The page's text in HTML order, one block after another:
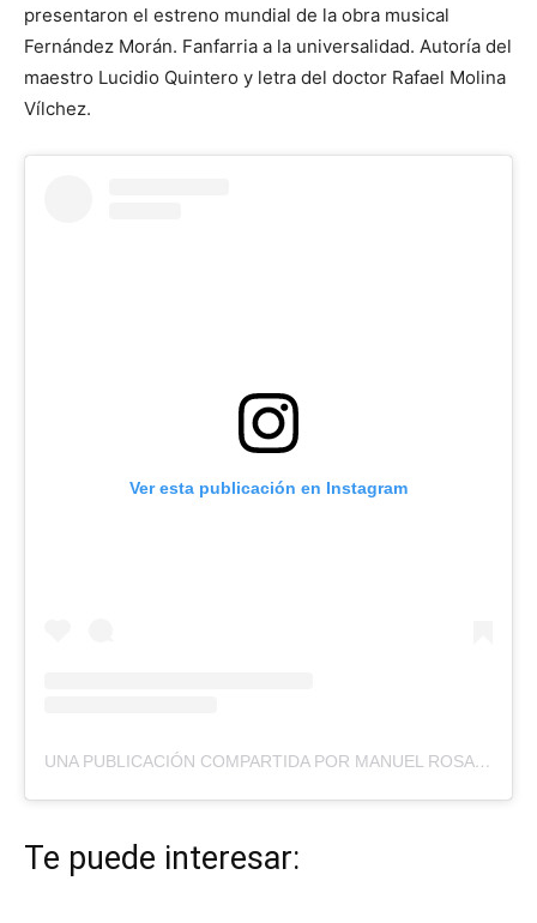
presentaron el estreno mundial de la obra musical
Fernández Morán. Fanfarria a la universalidad. Autoría del
maestro Lucidio Quintero y letra del doctor Rafael Molina
Vílchez.
Ver esta publicación en Instagram
UNA PUBLICACIÓN COMPARTIDA POR MANUEL ROSALES GUERRERO (@MANUELROSALESGUERRERO)
Te puede interesar: